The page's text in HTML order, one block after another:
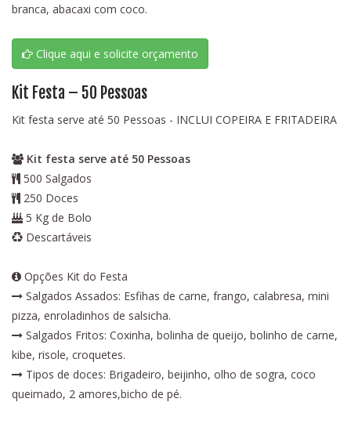
branca, abacaxi com coco.
Clique aqui e solicite orçamento
Kit Festa – 50 Pessoas
Kit festa serve até 50 Pessoas - INCLUI COPEIRA E FRITADEIRA
Kit festa serve até 50 Pessoas
500 Salgados
250 Doces
5 Kg de Bolo
Descartáveis
Opções Kit do Festa
Salgados Assados: Esfihas de carne, frango, calabresa, mini
pizza, enroladinhos de salsicha.
Salgados Fritos: Coxinha, bolinha de queijo, bolinho de carne,
kibe, risole, croquetes.
Tipos de doces: Brigadeiro, beijinho, olho de sogra, coco
queimado, 2 amores,bicho de pé.